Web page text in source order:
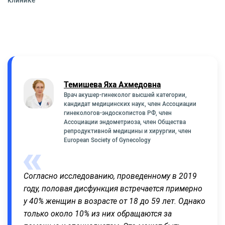
Согласно исследованию, проведенному в 2019
году, половая дисфункция встречается примерно
у 40% женщин в возрасте от 18 до 59 лет. Однако
только около 10% из них обращаются за
Темишева Яха Ахмедовна
Врач акушер-гинеколог высшей категории,
кандидат медицинских наук, член Ассоциации
гинекологов-эндоскопистов РФ, член
Ассоциации эндометриоза, член Общества
репродуктивной медицины и хирургии, член
European Society of Gynecology